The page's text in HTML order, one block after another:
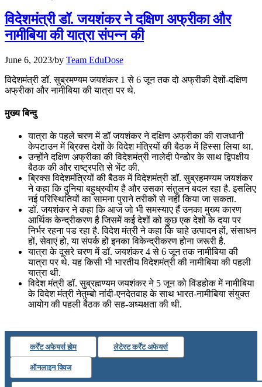
📝 डेली करेंट अफेयर्स: 25-27 जुलाई 2026
📝 डेली करेंट अफेयर्स: 22-24 जुलाई 2026
July 22, 2026
📝 डेली करेंट अफेयर्स: 19-21 जुलाई 2026
July 19, 2026
📝 डेली करेंट अफेयर्स: 16-18 जुलाई 2026
विदेशमंत्री डॉ. जयशंकर ने दक्षिण अफ्रीका और
नामीबिया की यात्रा संपन्न की
June 6, 2023/by Team EduDose
विदेशमंत्री डॉ. सुब्रमण्‍यम जयशंकर 1 से 6 जून तक दो अफ्रीकी देशों-दक्षिण
अफ्रीका और नामीबिया की यात्रा पर थे.
मुख्य बिन्दु
यात्रा के पहले चरण में डॉ जयशंकर ने दक्षिण अफ्रीका की राजधानी
केपटाउन में ब्रिक्‍स देशों के विदेश मंत्रियों की बैठक में हिस्‍सा लिया था.
उन्होंने दक्षिण अफ्रीका की विदेशमंत्री नालेदी पेन्‍डोर के साथ द्विपक्षीय
बैठक की और राष्‍ट्रपति से भेंट की.
ब्रिक्‍स विदेशमंत्रियों की बैठक में विदेशमंत्री डॉ. सुब्रहमण्‍यम जयशंकर
ने कहा कि दुनिया बहुध्रुवीय है और उसका संतुलन बदल रहा है. इसलिए
नई परिस्थितियों का सामना पुराने तरीकों से नहीं किया जा सकता.
डॉ. जयशंकर ने कहा कि आज जो भी समस्‍याए हैं उनका मुख्‍य कारण
आर्थिक केन्द्रीकरण है जिसमें कई देशों को कुछ एक देशों के दया पर
निर्भर रहना पड रहा है. विदेश मंत्री ने कहा कि चाहे उत्‍पादन हों, संसाधन
हों, सेवाएं हो, या संपर्क हों इनका विकेन्‍द्रीकरण होना जरूरी है.
यात्रा के दूसरे चरण में डॉ. जयशंकर 4 से 6 जून तक नामीबिया की
यात्रा पर थे. यह किसी भी भारतीय विदेशमंत्री की नामीबिया की पहली
यात्रा थी.
विदेश मंत्री डॉ. सुब्रह्मण्‍यम जयशंकर ने 5 जून को विंडहोक में नामीबिया
के विदेश मंत्री नेतुम्‍बो नांदी-एनदेतवाह के साथ भारत-ना‍मीबिया संयुक्‍त
आयोग की पहली बैठक की सह-अध्‍यक्षता की थी.
कर्रेंट अफेयर्स होम लेटेस्ट कर्रेंट अफेयर्स
ऑनलाइन क्विज